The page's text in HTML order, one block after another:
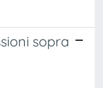
sopra